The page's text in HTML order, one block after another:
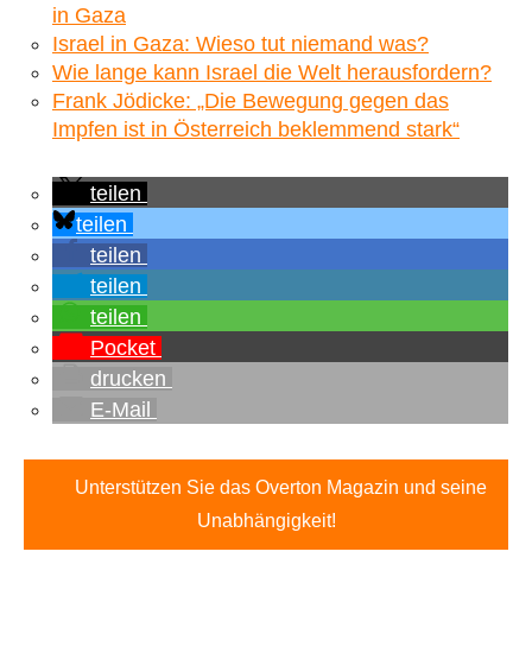
in Gaza
Israel in Gaza: Wieso tut niemand was?
Wie lange kann Israel die Welt herausfordern?
Frank Jödicke: „Die Bewegung gegen das
Impfen ist in Österreich beklemmend stark“
teilen
teilen
teilen
teilen
teilen
Pocket
drucken
E-Mail
Unterstützen Sie das Overton Magazin und seine
Unabhängigkeit!